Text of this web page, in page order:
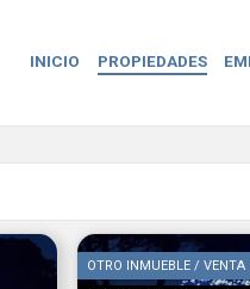
INICIO PROPIEDADES
OTRO INMUEBLE / VENTA